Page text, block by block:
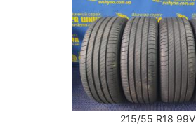
215/55 R18 99V